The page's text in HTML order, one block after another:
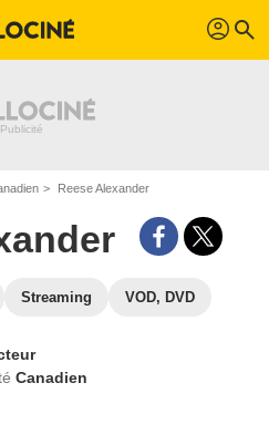
profil search
Reese Alexander
Streaming VOD, DVD
Canadien